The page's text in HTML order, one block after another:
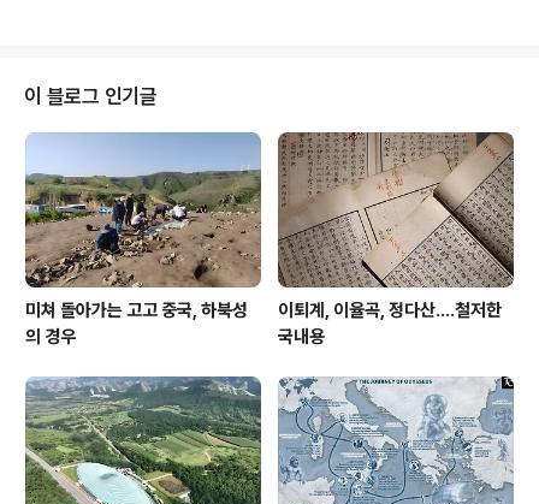
이 블로그 인기글
미쳐 돌아가는 고고 중국, 하북성
의 경우
이퇴계, 이율곡, 정다산....철저한
국내용